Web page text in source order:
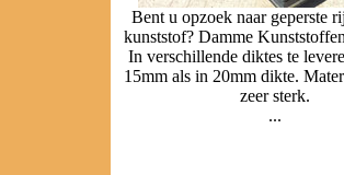
Bent u opzoek naar geperste
kunststof? Damme
In verschillende diktes te
15mm als in 20mm dikte.
zeer sterk.
...